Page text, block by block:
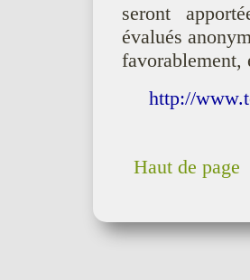
seront
évalués
favorablement,
http://
Haut de page